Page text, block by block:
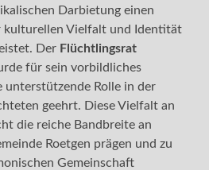
Darbietung einen
kulturellen Vielfalt und Identität
Der Flüchtlingsrat
für sein vorbildliches
unterstützende Rolle in der
geehrt. Diese Vielfalt an
die reiche Bandbreite an
Roetgen prägen und zu
Gemeinschaft